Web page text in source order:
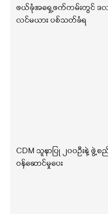
ဖယ်ခုံအရှေ့ဖက်ကမ်းတွင်
လင်မယား ပစ်သတ်ခံရ
CDM သူနာပြု ၂၀၀ဦးနဲ့ ဖွဲ့စ
ဝန်ဆောင်မှုပေး